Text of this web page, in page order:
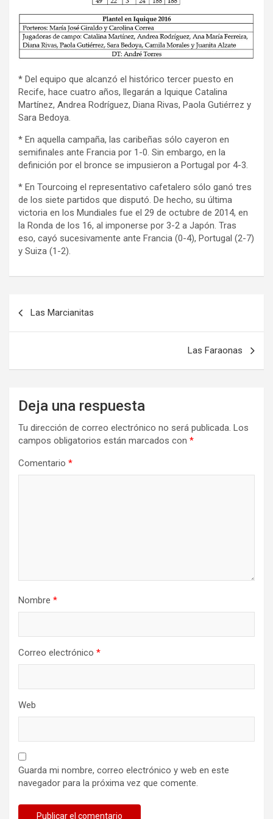
* Del equipo que alcanzó el histórico tercer puesto en
Recife, hace cuatro años, llegarán a Iquique Catalina
Martínez, Andrea Rodríguez, Diana Rivas, Paola Gutiérrez y
Sara Bedoya.
* En aquella campaña, las caribeñas sólo cayeron en
semifinales ante Francia por 1-0. Sin embargo, en la
definición por el bronce se impusieron a Portugal por 4-3.
* En Tourcoing el representativo cafetalero sólo ganó tres
de los siete partidos que disputó. De hecho, su última
victoria en los Mundiales fue el 29 de octubre de 2014, en
la Ronda de los 16, al imponerse por 3-2 a Japón. Tras
eso, cayó sucesivamente ante Francia (0-4), Portugal (2-7)
y Suiza (1-2).
Las Marcianitas
Las Faraonas
Deja una respuesta
Tu dirección de correo electrónico no será publicada. Los
campos obligatorios están marcados con *
Comentario *
Nombre *
Correo electrónico *
Web
Guarda mi nombre, correo electrónico y web en este
navegador para la próxima vez que comente.